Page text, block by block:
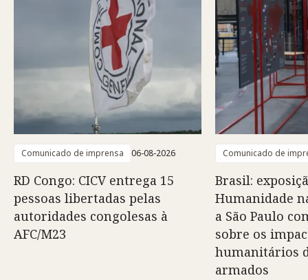
Comunicado de imprensa 06-08-2026
RD Congo: CICV entrega 15
pessoas libertadas pelas
autoridades congolesas à
AFC/M23
Comunicado de
Brasil:
Humanidade
a São Paulo
sobre os
humanitários
armados